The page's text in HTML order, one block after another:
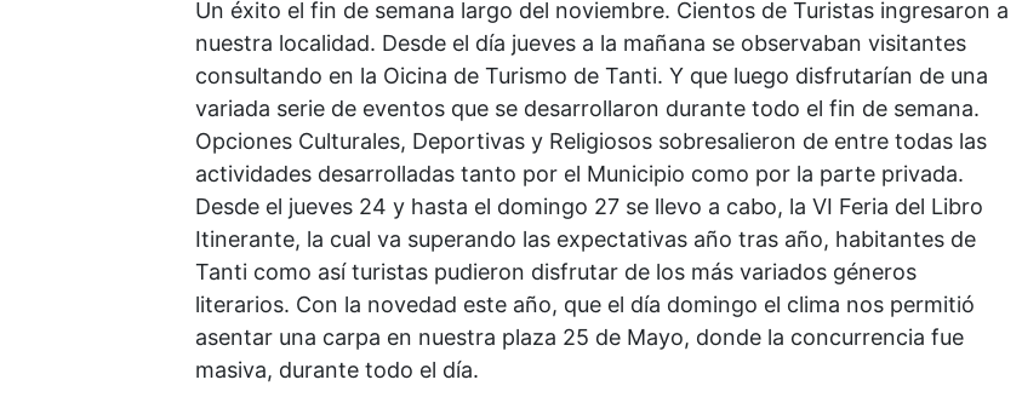
Un éxito el fin de semana largo del noviembre. Cientos de Turistas ingresaron a
nuestra localidad. Desde el día jueves a la mañana se observaban visitantes
consultando en la Oicina de Turismo de Tanti. Y que luego disfrutarían de una
variada serie de eventos que se desarrollaron durante todo el fin de semana.
Opciones Culturales, Deportivas y Religiosos sobresalieron de entre todas las
actividades desarrolladas tanto por el Municipio como por la parte privada.
Desde el jueves 24 y hasta el domingo 27 se llevo a cabo, la VI Feria del Libro
Itinerante, la cual va superando las expectativas año tras año, habitantes de
Tanti como así turistas pudieron disfrutar de los más variados géneros
literarios. Con la novedad este año, que el día domingo el clima nos permitió
asentar una carpa en nuestra plaza 25 de Mayo, donde la concurrencia fue
masiva, durante todo el día.